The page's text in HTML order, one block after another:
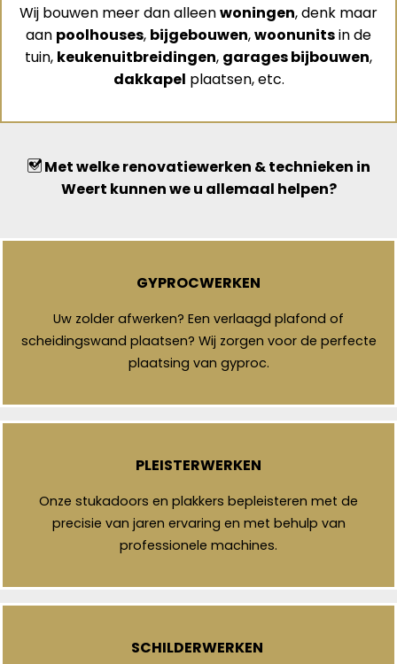
Wij bouwen meer dan alleenwoningen, denk maar
aan poolhouses, bijgebouwen,woonunitsin de
tuin, keukenuitbreidingen, garages bijbouwen,
dakkapel plaatsen, etc.
Met welke renovatiewerken & technieken in
Weert kunnen we u allemaal helpen?
GYPROCWERKEN
Uw zolder afwerken? Een verlaagd plafond of
scheidingswand plaatsen? Wij zorgen voor de perfecte
plaatsing van gyproc.
PLEISTERWERKEN
Onze stukadoors en plakkers bepleisteren met de
precisie van jaren ervaring en met behulp van
professionele machines.
SCHILDERWERKEN